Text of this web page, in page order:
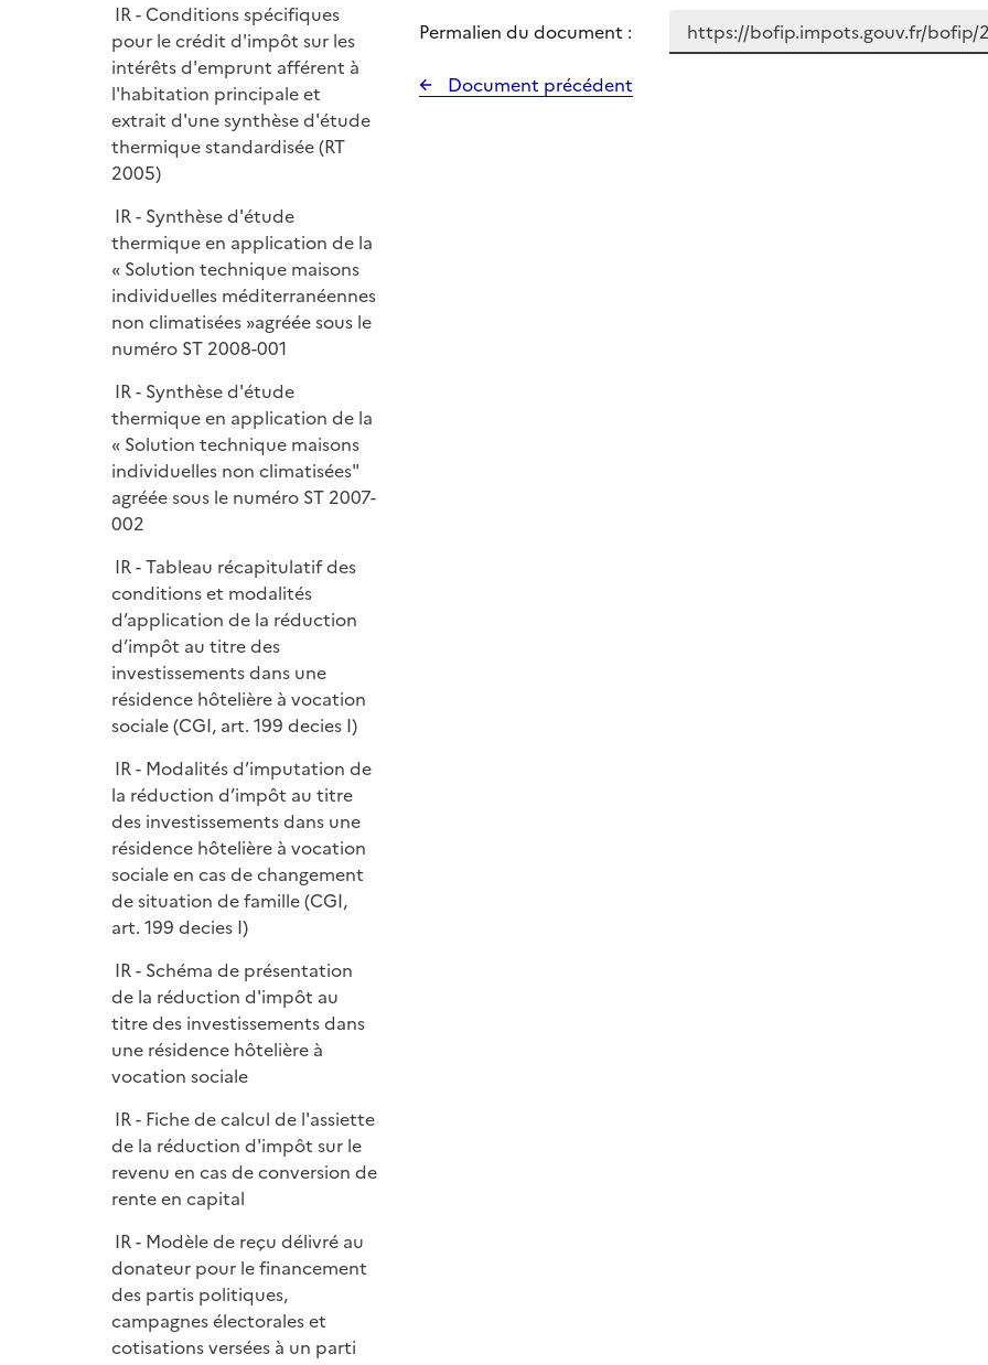
IR - Conditions spécifiques
pour le crédit d'impôt sur les
intérêts d'emprunt afférent à
l'habitation principale et
extrait d'une synthèse d'étude
thermique standardisée (RT
2005)
IR - Synthèse d'étude
thermique en application de la
« Solution technique maisons
individuelles méditerranéennes
non climatisées »agréée sous le
numéro ST 2008-001
IR - Synthèse d'étude
thermique en application de la
« Solution technique maisons
individuelles non climatisées"
agréée sous le numéro ST 2007-
002
IR - Tableau récapitulatif des
conditions et modalités
d’application de la réduction
d’impôt au titre des
investissements dans une
résidence hôtelière à vocation
sociale (CGI, art. 199 decies I)
IR - Modalités d’imputation de
la réduction d’impôt au titre
des investissements dans une
résidence hôtelière à vocation
sociale en cas de changement
de situation de famille (CGI,
art. 199 decies I)
IR - Schéma de présentation
de la réduction d'impôt au
titre des investissements dans
une résidence hôtelière à
vocation sociale
IR - Fiche de calcul de l'assiette
de la réduction d'impôt sur le
revenu en cas de conversion de
rente en capital
IR - Modèle de reçu délivré au
donateur pour le financement
des partis politiques,
campagnes électorales et
cotisations versées à un parti
Permalien du document :
Document précédent